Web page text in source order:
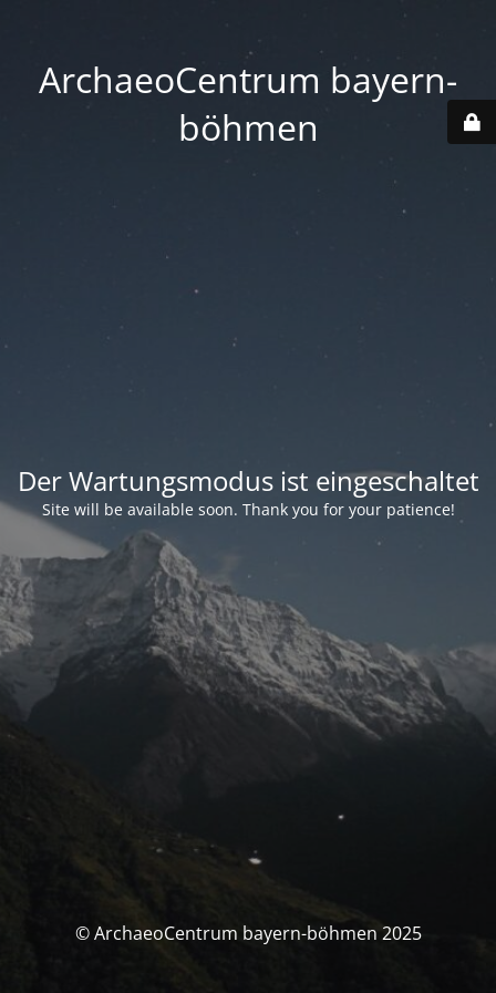
ArchaeoCentrum bayern-
böhmen
Der Wartungsmodus ist eingeschaltet
Site will be available soon. Thank you for your patience!
© ArchaeoCentrum bayern-böhmen 2025